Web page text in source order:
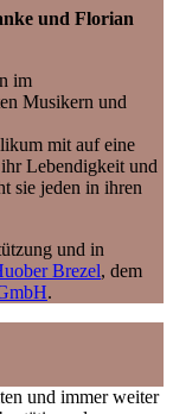
und Florian
im
Musikern und
mit auf eine
Lebendigkeit und
sie jeden in ihren
und in
Brezel, dem
.
und immer weiter